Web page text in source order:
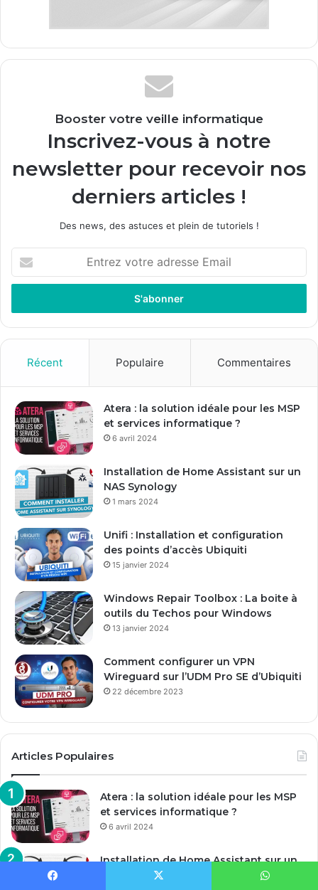
Booster votre veille informatique
Inscrivez-vous à notre
newsletter pour recevoir nos
derniers articles !
Des news, des astuces et plein de tutoriels !
votre
adresse
Récent Populaire Commentaires
Atera : la solution idéale pour les MSP
et services informatique ?
6 avril 2024
Installation de Home Assistant sur un
NAS Synology
1 mars 2024
Unifi : Installation et configuration
des points d’accès Ubiquiti
15 janvier 2024
Windows Repair Toolbox : La boite à
outils du Techos pour Windows
13 janvier 2024
Comment configurer un VPN
Wireguard sur l’UDM Pro SE d’Ubiquiti
22 décembre 2023
Articles Populaires
Atera : la solution idéale pour les MSP
et services informatique ?
6 avril 2024
Installation de Home Assistant sur un
NAS Synology